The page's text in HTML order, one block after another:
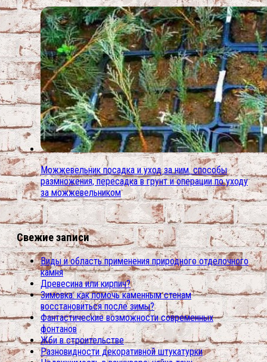
Можжевельник посадка и уход за ним. способы
размножения, пересадка в грунт и операции по уходу
за можжевельником
Свежие записи
Виды и область применения природного отделочного
камня
Древесина или кирпич?
Зимовка: как помочь каменным стенам
восстановиться после зимы?
Фантастические возможности современных
фонтанов
Жби в строительстве
Разновидности декоративной штукатурки